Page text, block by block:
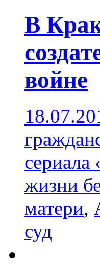
В
войне
жизни
матери,
суд